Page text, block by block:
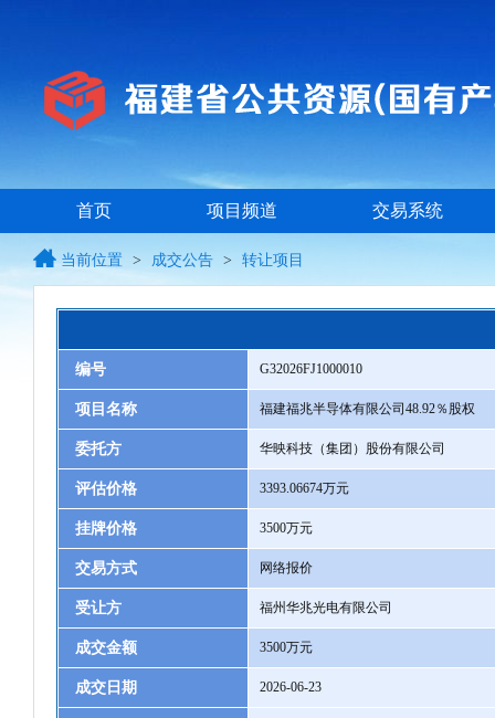
首页 项目频道 交易系统
当前位置 > 成交公告 > 转让项目
编号 G32026FJ1000010
项目名称 福建福兆半导体有限公司48.92％股权
委托方 华映科技（集团）股份有限公司
评估价格 3393.06674万元
挂牌价格 3500万元
交易方式 网络报价
受让方 福州华兆光电有限公司
成交金额 3500万元
成交日期 2026-06-23